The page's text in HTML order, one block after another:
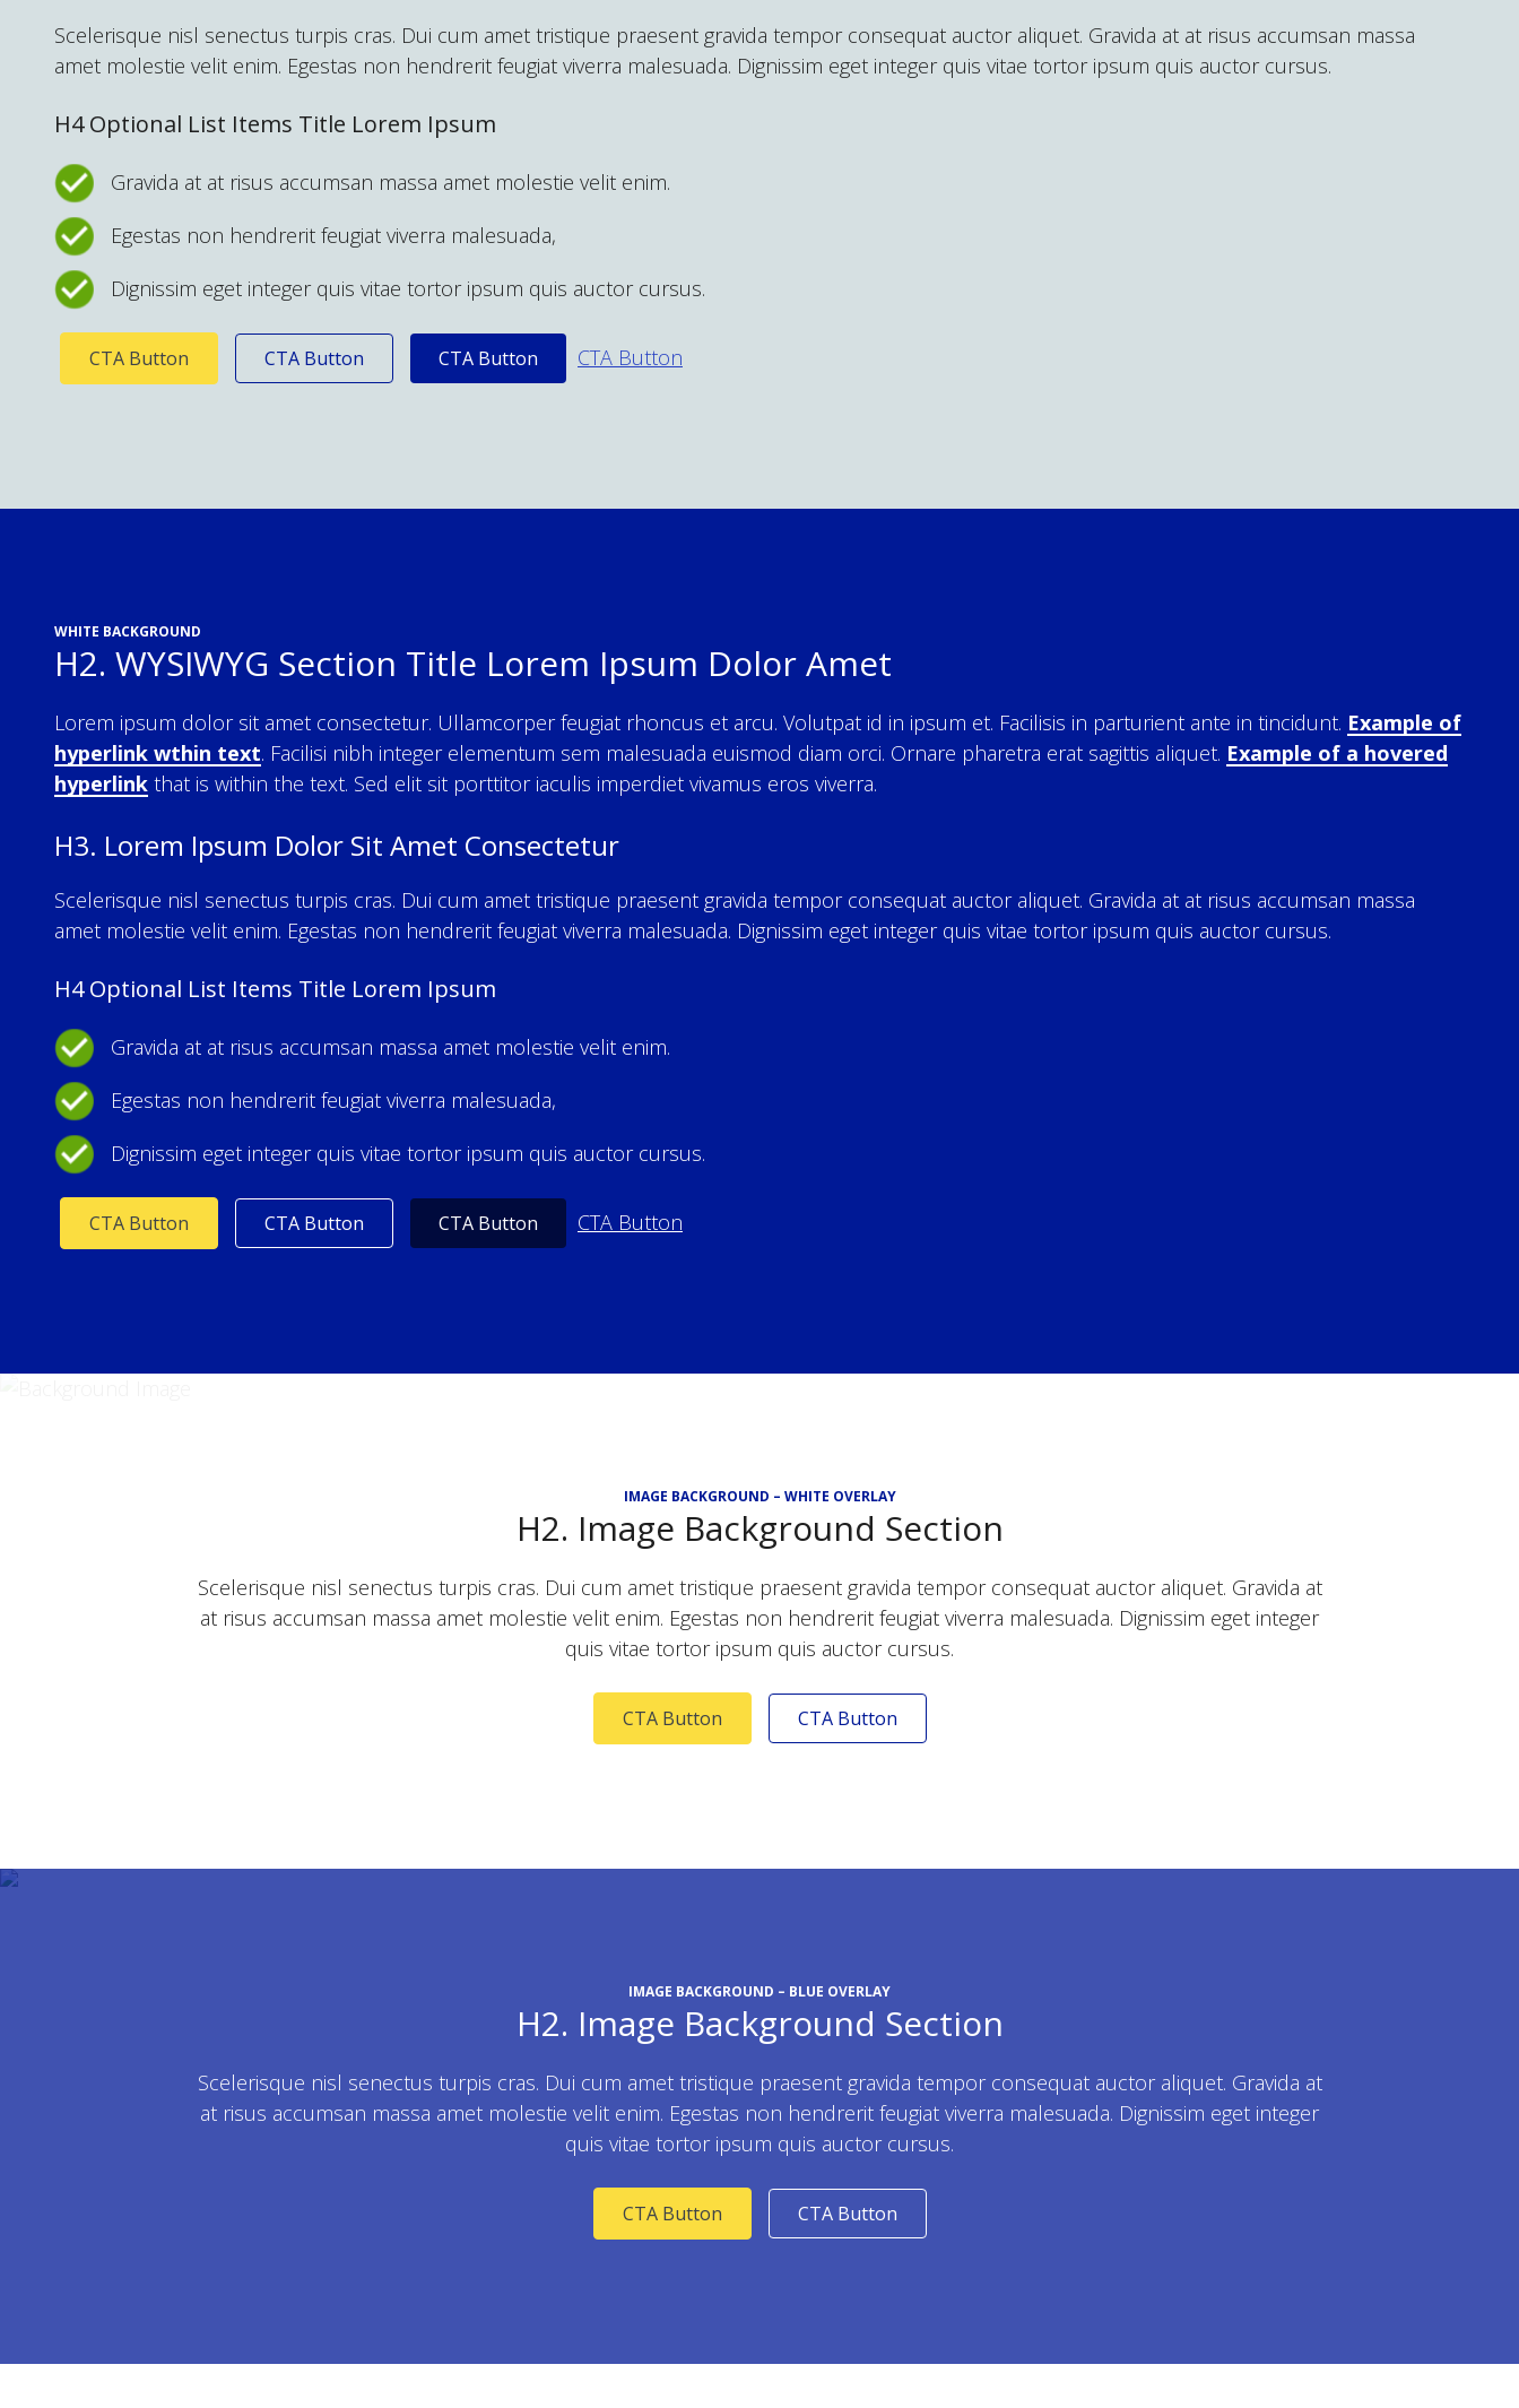
Scelerisque nisl senectus turpis cras. Dui cum amet tristique praesent gravida tempor consequat auctor aliquet. Gravida at at risus accumsan massa
amet molestie velit enim. Egestas non hendrerit feugiat viverra malesuada. Dignissim eget integer quis vitae tortor ipsum quis auctor cursus.
H4 Optional List Items Title Lorem Ipsum
Gravida at at risus accumsan massa amet molestie velit enim.
Egestas non hendrerit feugiat viverra malesuada,
Dignissim eget integer quis vitae tortor ipsum quis auctor cursus.
CTA Button CTA Button CTA Button CTA Button
WHITE BACKGROUND
H2. WYSIWYG Section Title Lorem Ipsum Dolor Amet
Lorem ipsum dolor sit amet consectetur. Ullamcorper feugiat rhoncus et arcu. Volutpat id in ipsum et. Facilisis in parturient ante in tincidunt. Example of
hyperlink wthin text. Facilisi nibh integer elementum sem malesuada euismod diam orci. Ornare pharetra erat sagittis aliquet. Example of a hovered
hyperlink that is within the text. Sed elit sit porttitor iaculis imperdiet vivamus eros viverra.
H3. Lorem Ipsum Dolor Sit Amet Consectetur
Scelerisque nisl senectus turpis cras. Dui cum amet tristique praesent gravida tempor consequat auctor aliquet. Gravida at at risus accumsan massa
amet molestie velit enim. Egestas non hendrerit feugiat viverra malesuada. Dignissim eget integer quis vitae tortor ipsum quis auctor cursus.
H4 Optional List Items Title Lorem Ipsum
Gravida at at risus accumsan massa amet molestie velit enim.
Egestas non hendrerit feugiat viverra malesuada,
Dignissim eget integer quis vitae tortor ipsum quis auctor cursus.
CTA Button CTA Button CTA Button CTA Button
IMAGE BACKGROUND – WHITE OVERLAY
H2. Image Background Section
Scelerisque nisl senectus turpis cras. Dui cum amet tristique praesent gravida tempor consequat auctor aliquet. Gravida at
at risus accumsan massa amet molestie velit enim. Egestas non hendrerit feugiat viverra malesuada. Dignissim eget integer
quis vitae tortor ipsum quis auctor cursus.
CTA Button CTA Button
IMAGE BACKGROUND – BLUE OVERLAY
H2. Image Background Section
Scelerisque nisl senectus turpis cras. Dui cum amet tristique praesent gravida tempor consequat auctor aliquet. Gravida at
at risus accumsan massa amet molestie velit enim. Egestas non hendrerit feugiat viverra malesuada. Dignissim eget integer
quis vitae tortor ipsum quis auctor cursus.
CTA Button CTA Button